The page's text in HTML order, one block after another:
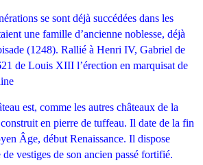
se sont déjà succédées dans les
une famille d’ancienne noblesse, déjà
(1248). Rallié à Henri IV, Gabriel de
de Louis XIII l’érection en marquisatde
est, comme les autres châteaux de la
en pierre de tuffeau. Il date de la fin
Âge, début Renaissance. Il dispose
de vestiges de son ancien passé fortifié.